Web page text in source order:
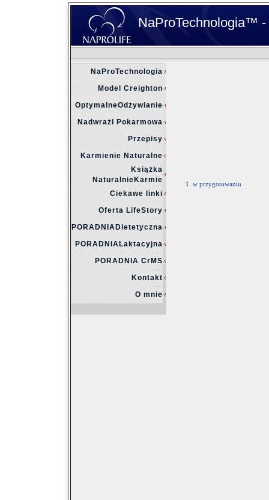
NaProTechnologia™ -
NaProTechnologia
Model Creighton
OptymalneOdżywianie
Nadwrażl Pokarmowa
Przepisy
Karmienie Naturalne
Książka
NaturalnieKarmie
Ciekawe linki
Oferta LifeStory
PORADNIADietetyczna
PORADNIALaktacyjna
PORADNIA CrMS
Kontakt
O mnie
w przygotowaniu